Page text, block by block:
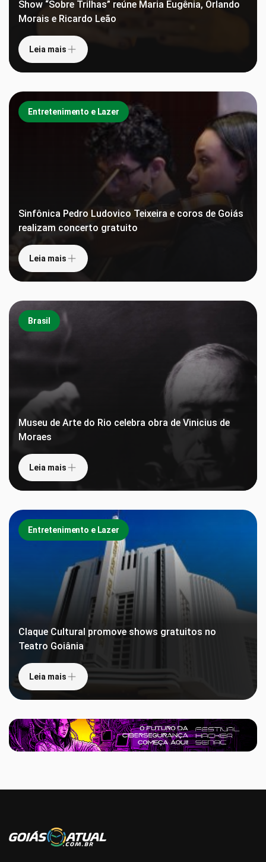
Show “Sobre Trilhas” reúne Maria Eugênia, Orlando
Morais e Ricardo Leão
Leia mais
Entretenimento e Lazer
Sinfônica Pedro Ludovico Teixeira e coros de Goiás
realizam concerto gratuito
Leia mais
Brasil
Museu de Arte do Rio celebra obra de Vinicius de
Moraes
Leia mais
Entretenimento e Lazer
Claque Cultural promove shows gratuitos no
Teatro Goiânia
Leia mais